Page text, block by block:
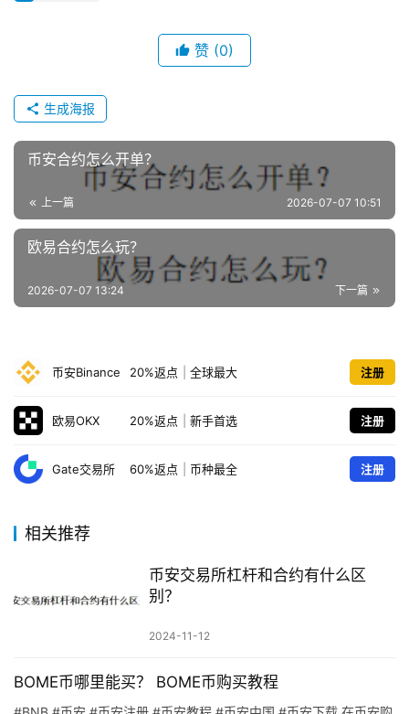
赞 (0)
生成海报
币安合约怎么开单？
上一篇 2026-07-07 10:51
欧易合约怎么玩？
下一篇
2026-07-07 13:24
币安Binance 20%返点 全球最大 注册
欧易OKX 20%返点 新手首选 注册
Gate交易所 60%返点 币种最全 注册
相关推荐
币安交易所杠杆和合约有什么区
别？
2024-11-12
BOME币哪里能买？ BOME币购买教程